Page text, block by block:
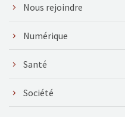
Nous rejoindre
Numérique
Santé
Société